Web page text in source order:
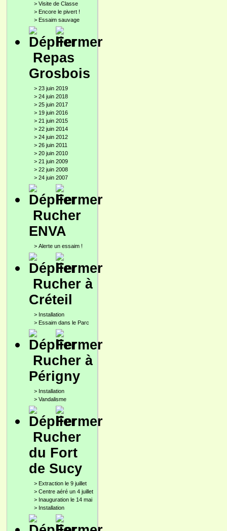
> Visite de Classe
> Encore le pivert !
> Essaim sauvage
Repas
Grosbois
> 23 juin 2019
> 24 juin 2018
> 25 juin 2017
> 19 juin 2016
> 21 juin 2015
> 22 juin 2014
> 24 juin 2012
> 26 juin 2011
> 20 juin 2010
> 21 juin 2009
> 22 juin 2008
> 24 juin 2007
Rucher
ENVA
> Alerte un essaim !
Rucher à
Créteil
> Installation
> Essaim dans le Parc
Rucher à
Périgny
> Installation
> Vandalisme
Rucher
du Fort
de Sucy
> Extraction le 9 juillet
> Centre aéré un 4 juillet
> Inauguration le 14 mai
> Installation